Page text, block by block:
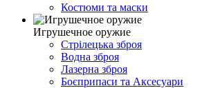
Костюми та маски
Игрушечное оружие
Стрілецька зброя
Водна зброя
Лазерна зброя
Боєприпаси та Аксесуари